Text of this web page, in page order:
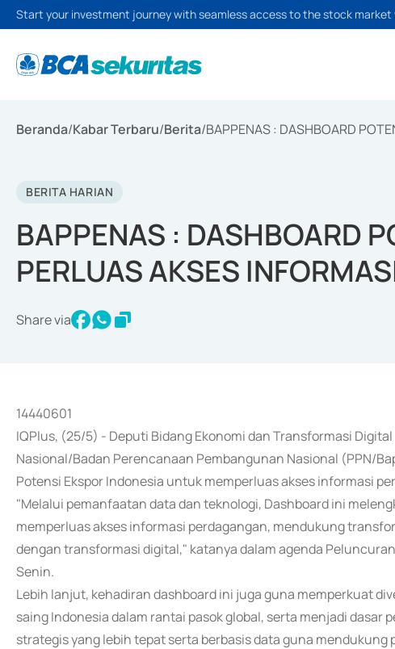
Start your investment journey with seamless access to the stock market
Beranda/Kabar Terbaru/Berita/BAPPENAS : DASHBOARD
BERITA HARIAN
BAPPENAS : DASHBOARD
PERLUAS AKSES
Share via
14440601
IQPlus, (25/5) - Deputi Bidang Ekonomi dan Transformasi
Nasional/Badan Perencanaan Pembangunan Nasional (PPN/
Potensi Ekspor Indonesia untuk memperluas akses informasi
"Melalui pemanfaatan data dan teknologi, Dashboard ini
memperluas akses informasi perdagangan, mendukung
dengan transformasi digital," katanya dalam agenda
Senin.
Lebih lanjut, kehadiran dashboard ini juga guna memperkuat
saing Indonesia dalam rantai pasok global, serta menjadi
strategis yang lebih tepat serta berbasis data guna